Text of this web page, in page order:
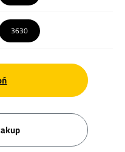
3630